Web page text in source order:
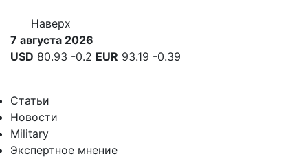
Наверх
7 августа 2026
USD 80.93 -0.2 EUR 93.19 -0.39
Статьи
Новости
Military
Экспертное мнение